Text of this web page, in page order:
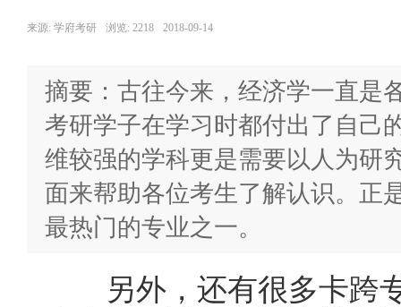
来源: 学府考研 浏览: 2218 2018-09-14
摘要：古往今来，经济学一直是
考研学子在学习时都付出了自己
维较强的学科更是需要以人为研
面来帮助各位考生了解认识。正
最热门的专业之一。
另外，还有很多卡跨专